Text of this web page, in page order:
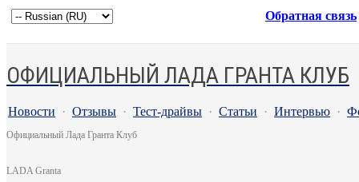
Обратная связь
ОФИЦИАЛЬНЫЙ ЛАДА ГРАНТА КЛУБ
Новости · Отзывы · Тест-драйвы · Статьи · Интервью ·
Официальный Лада Гранта Клуб
LADA Granta